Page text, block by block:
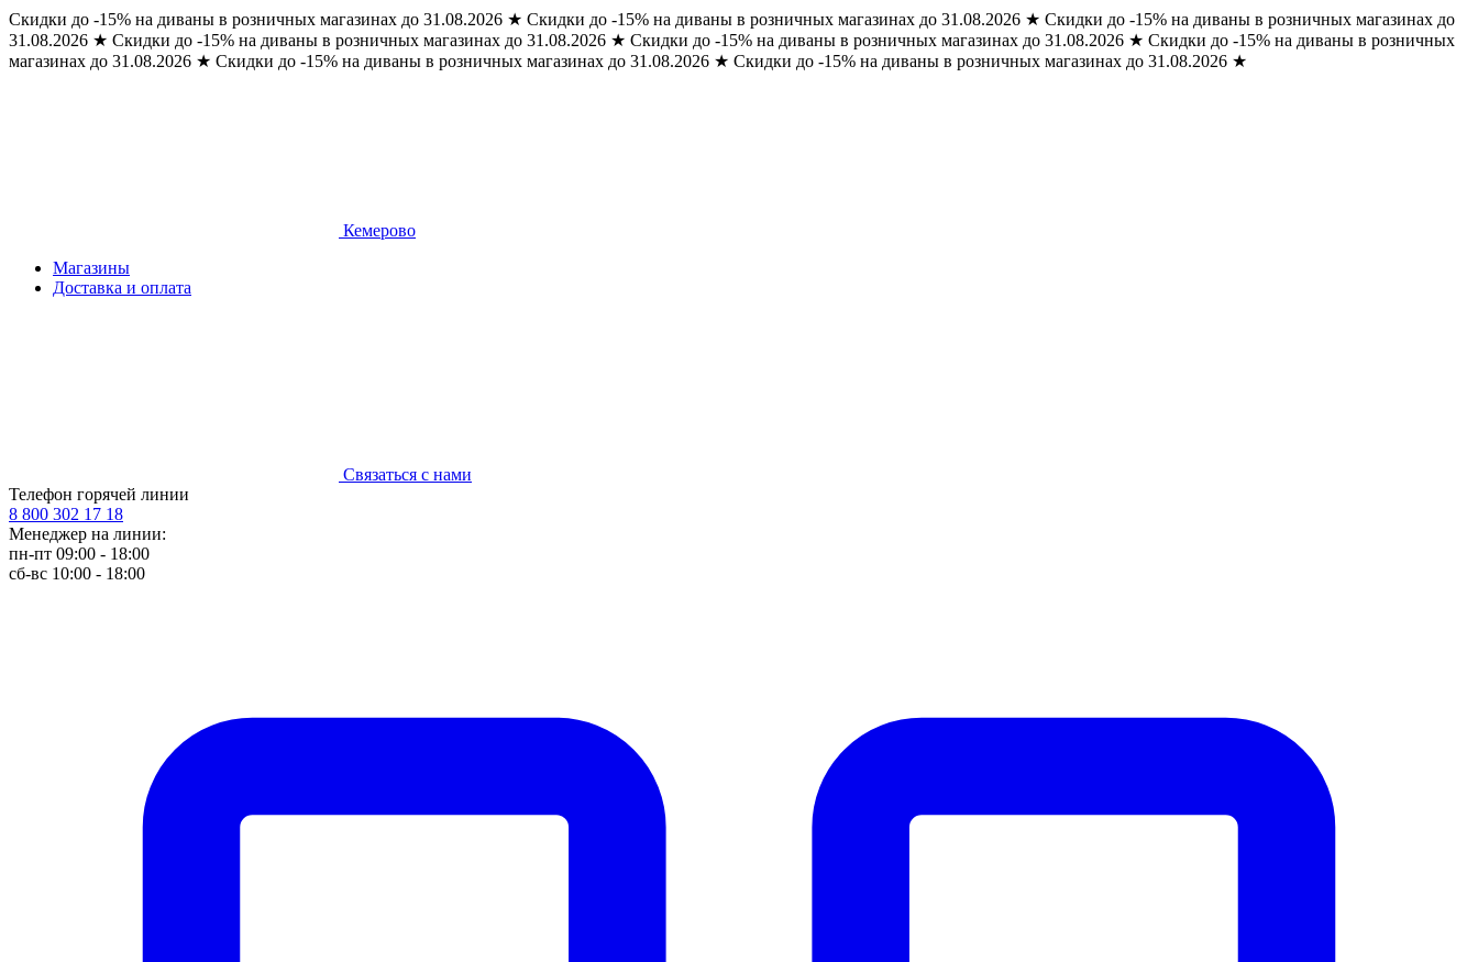
Скидки до -15% на диваны в розничных магазинах до 31.08.2026 ★ Скидки до -15% на диваны в розничных магазинах до 31.08.2026 ★ Скидки до -15% на диваны в розничных магазинах до
31.08.2026 ★ Скидки до -15% на диваны в розничных магазинах до 31.08.2026 ★ Скидки до -15% на диваны в розничных магазинах до 31.08.2026 ★ Скидки до -15% на диваны в розничных
магазинах до 31.08.2026 ★ Скидки до -15% на диваны в розничных магазинах до 31.08.2026 ★ Скидки до -15% на диваны в розничных магазинах до 31.08.2026 ★
Кемерово
Магазины
Доставка и оплата
Связаться с нами
Телефон горячей линии
8 800 302 17 18
Менеджер на линии:
пн-пт 09:00 - 18:00
сб-вс 10:00 - 18:00